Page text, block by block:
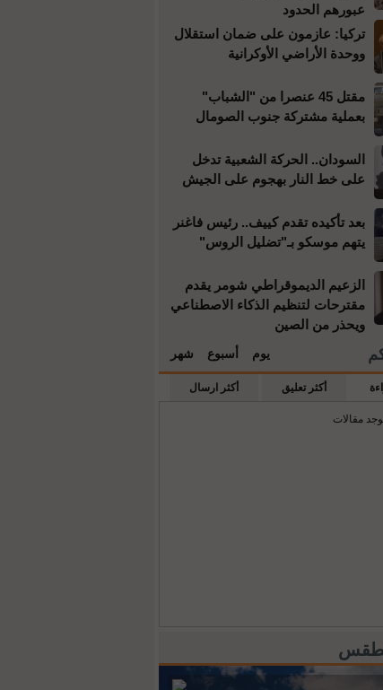
عبورهم الحدود
تركيا: عازمون على ضمان استقلال
ووحدة الأراضي الأوكرانية
مقتل 45 عنصرا من "الشباب"
بعملية مشتركة جنوب الصومال
السودان.. الحركة الشعبية تدخل
على خط النار بهجوم على الجيش
بعد تأكيده تقدم كييف.. رئيس فاغنر
يتهم موسكو بـ"تضليل الروس"
الزعيم الديموقراطي شومر يقدم
مقترحات لتنظيم الذكاء الاصطناعي
ويحذر من الصين
يوم أسبوع شهر
أكثر تعليق أكثر ارسال
مقالات